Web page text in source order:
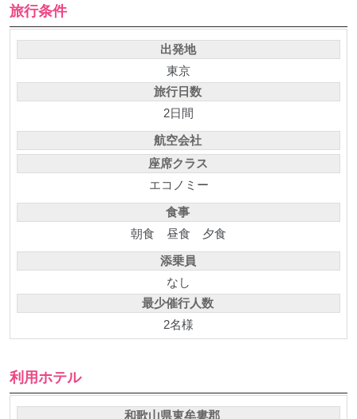
旅行条件
出発地
東京
旅行日数
2日間
航空会社
座席クラス
エコノミー
食事
朝食 昼食 夕食
添乗員
なし
最少催行人数
2名様
利用ホテル
和歌山県東牟婁郡